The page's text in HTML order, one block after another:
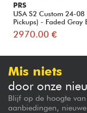
PRS
USA S2 Custom 24-08
Pickups) - Faded Gray
2970.00 €
Mis niets
door onze
Blijf op de hoogte
aanbiedingen,